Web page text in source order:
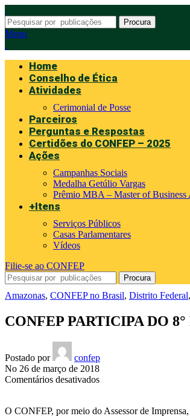
Procura
Menu
Home
Conselho de Ética
Atividades
Cerimonial de Posse
Parceiros
Perguntas e Respostas
Certidões do CONFEP – 2025
Ações
Campanhas Sociais
Medalha Getúlio Vargas
Prêmio MBA – Master of Business
+Itens
Serviços Públicos
Casas Parlamentares
Vídeos
Filie-se ao CONFEP
Procura
Amazonas, CONFEP no Brasil, Distrito Federal,
CONFEP PARTICIPA DO
Postado por
confep
No 26 de março de 2018
Comentários desativadosem
DO
O CONFEP, por meio do Assessor de Imprensa,